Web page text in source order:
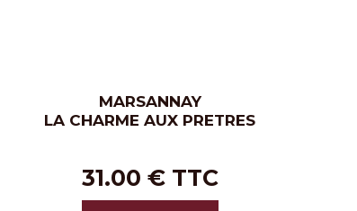
MARSANNAY
LA CHARME AUX PRETRES
31.00 € TTC